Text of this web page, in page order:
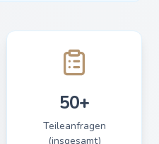
50+
Teileanfragen
(insgesamt)